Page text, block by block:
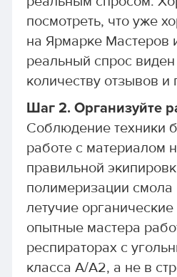
посмотреть, что уже
на Ярмарке Мастеров
реальный спрос
количеству отзывов и
Шаг 2. Организуйте
Соблюдение техники
работе с материалом
правильной
полимеризации смола
летучие
опытные мастера
респираторах с
класса A/A2, а не в